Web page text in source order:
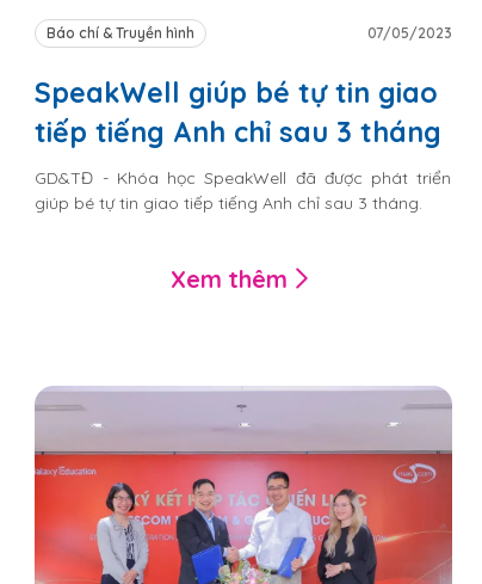
Báo chí & Truyền hình 07/05/2023
SpeakWell giúp bé tự tin giao
tiếp tiếng Anh chỉ sau 3 tháng
GD&TĐ - Khóa học SpeakWell đã được phát triển
giúp bé tự tin giao tiếp tiếng Anh chỉ sau 3 tháng.
Xem thêm